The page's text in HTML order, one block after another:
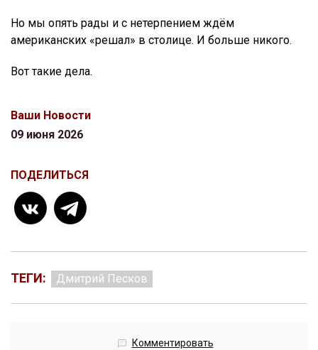
Но мы опять рады и с нетерпением ждём
американских «решал» в столице. И больше никого.
Вот такие дела.
Ваши Новости
09 июня 2026
ПОДЕЛИТЬСЯ
ТЕГИ: Дмитрий Песков
Комментировать